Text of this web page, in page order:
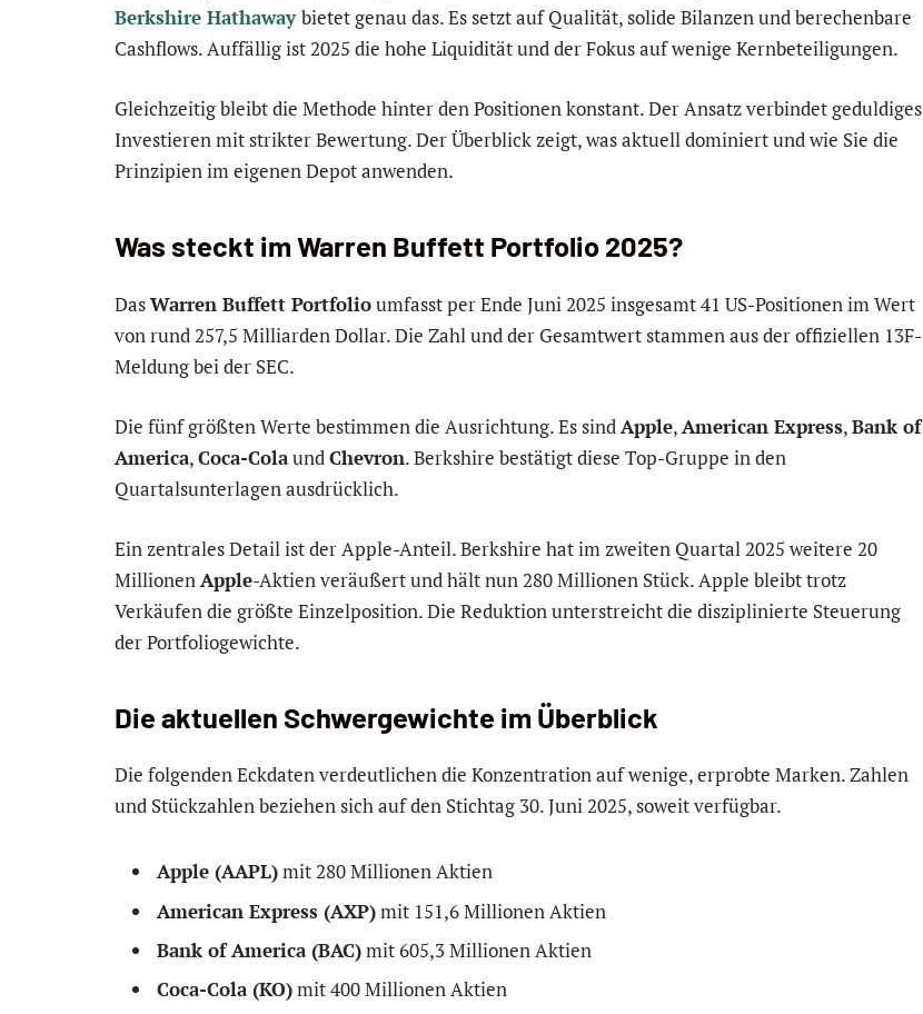
Berkshire Hathawaybietet genau das. Es setzt auf Qualität, solide Bilanzen und berechenbare
Cashflows. Auffällig ist 2025 die hohe Liquidität und der Fokus auf wenige Kernbeteiligungen.
Gleichzeitig bleibt die Methode hinter den Positionen konstant. Der Ansatz verbindet geduldiges
Investieren mit strikter Bewertung. Der Überblick zeigt, was aktuell dominiert und wie Sie die
Prinzipien im eigenen Depot anwenden.
Was steckt im Warren Buffett Portfolio 2025?
DasWarren Buffett Portfolioumfasst per Ende Juni 2025 insgesamt 41 US-Positionen im Wert
von rund 257,5 Milliarden Dollar. Die Zahl und der Gesamtwert stammen aus der offiziellen 13F-
Meldung bei der SEC.
Die fünf größten Werte bestimmen die Ausrichtung. Es sindApple,American Express,Bank of
America,Coca-ColaundChevron. Berkshire bestätigt diese Top-Gruppe in den
Quartalsunterlagen ausdrücklich.
Ein zentrales Detail ist der Apple-Anteil. Berkshire hat im zweiten Quartal 2025 weitere 20
MillionenApple-Aktien veräußert und hält nun 280 Millionen Stück. Apple bleibt trotz
Verkäufen die größte Einzelposition. Die Reduktion unterstreicht die disziplinierte Steuerung
der Portfoliogewichte.
Die aktuellen Schwergewichte im Überblick
Die folgenden Eckdaten verdeutlichen die Konzentration auf wenige, erprobte Marken. Zahlen
und Stückzahlen beziehen sich auf den Stichtag 30. Juni 2025, soweit verfügbar.
Apple (AAPL)mit 280 Millionen Aktien
American Express (AXP)mit 151,6 Millionen Aktien
Bank of America (BAC)mit 605,3 Millionen Aktien
Coca-Cola (KO)mit 400 Millionen Aktien